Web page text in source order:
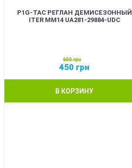
P1G-TAC РЕГЛАН ДЕМИСЕЗОННЫЙ
ITER ММ14 UA281-29884-UDC
600грн
450 грн
В КОРЗИНУ